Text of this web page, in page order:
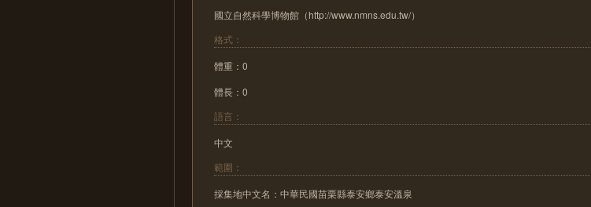
國立自然科學博物館（http://www.nmns.edu.tw/）
格式：
體重：0
體長：0
語言：
中文
範圍：
採集地中文名：中華民國苗栗縣泰安鄉泰安溫泉